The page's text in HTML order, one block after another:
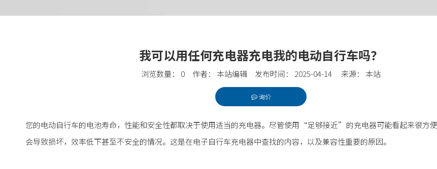
我可以用任何充电器充电我的电动自行车吗？
浏览数量： 0 作者： 本站编辑 发布时间： 2025-04-14 来源： 本站
询价
["facebook","twitter","line","wechat","linkedin","pinterest","whatsapp","kakao","snapchat","telegram"]
您的电动自行车的电池寿命，性能和安全性都取决于使用适当的充电器。尽管使用“足够接近”的充电器可能看起来很方
会导致损坏，效率低下甚至不安全的情况。这是在电子自行车充电器中查找的内容，以及兼容性重要的原因。